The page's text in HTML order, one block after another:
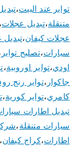
تواير عند البيت،
متنقلة،تبديل عجلات
عجلات كيفان،
سيارات،تصليح تواير
اودي،تواير اوروبية،
جاكوار ،تواير رنج
كامري،تواير كورية،
تبديل اطارات
سيارات متنقلة،
اطارات،كراج كيفان